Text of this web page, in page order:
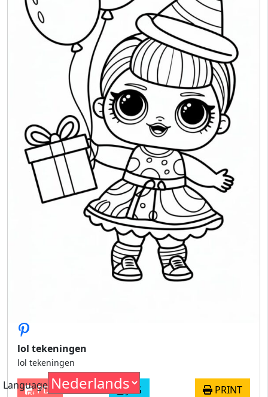
lol tekeningen
lol tekeningen
PDF JPG PRINT
Language